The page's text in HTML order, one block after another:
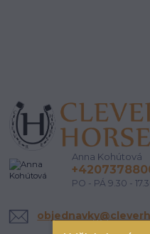
Anna Kohútová
PO - PÁ 9.30 -